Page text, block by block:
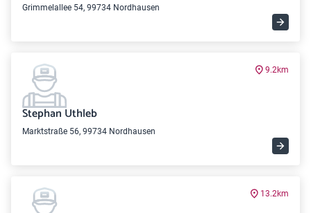
Grimmelallee 54, 99734 Nordhausen
9.2km
Stephan Uthleb
Marktstraße 56, 99734 Nordhausen
13.2km